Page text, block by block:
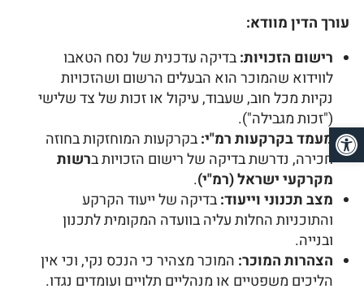
עורך הדין מוודא:
רישום הזכויות:בדיקה עדכנית של נסח הטאבו
לווידוא שהמוכר הוא הבעלים הרשום ושהזכויות
נקיות מכל חוב, שעבוד, עיקול או זכות של צד שלישי
("זכות מגבילה").
מעמד בקרקעות רמ"י:בקרקעות המוחזקות בחוזה
חכירה, נדרשת בדיקה של רישום הזכויות ברשות
מקרקעי ישראל (רמ"י).
מצב תכנוני וייעוד:בדיקה של ייעוד הקרקע
והתוכניות החלות עליה בוועדה המקומית לתכנון
ובנייה.
הצהרות המוכר: המוכר מצהיר כי הנכס נקי, וכי אין
הליכים משפטיים או מנהליים תלויים ועומדים נגדו.
פתח סרגל נגישות